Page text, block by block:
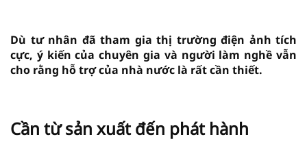
Dù tư nhân đã tham gia thị trường điện ảnh tích
cực, ý kiến của chuyên gia và người làm nghề vẫn
cho rằng hỗ trợ của nhà nước là rất cần thiết.
Cần từ sản xuất đến phát hành